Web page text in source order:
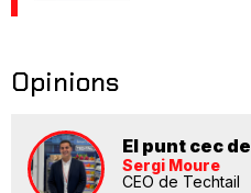
Opinions
El punt cec
Sergi Moure
CEO de Techtail